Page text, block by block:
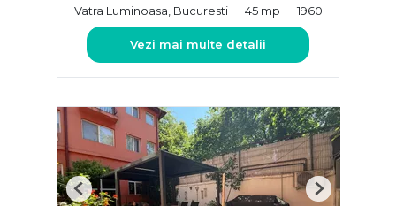
Vatra Luminoasa, Bucuresti
45 mp 1960
Vezi mai multe detalii
Previous Next